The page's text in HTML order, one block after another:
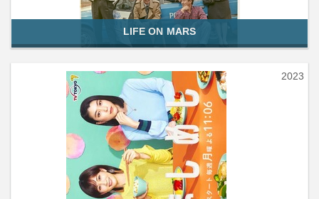
LIFE ON MARS
2023